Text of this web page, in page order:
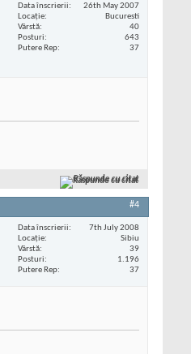
Data înscrierii
26th May 2007
Locaţie
Bucuresti
Vârstă
40
Posturi
643
Putere Rep
37
Răspunde cu citat
#4
Data înscrierii
7th July 2008
Locaţie
Sibiu
Vârstă
39
Posturi
1.196
Putere Rep
37